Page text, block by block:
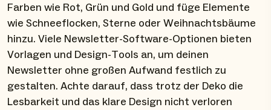
Farben wie Rot, Grün und Gold und füge Elemente
wie Schneeflocken, Sterne oder Weihnachtsbäume
hinzu. Viele Newsletter-Software-Optionen bieten
Vorlagen und Design-Tools an, um deinen
Newsletter ohne großen Aufwand festlich zu
gestalten. Achte darauf, dass trotz der Deko die
Lesbarkeit und das klare Design nicht verloren